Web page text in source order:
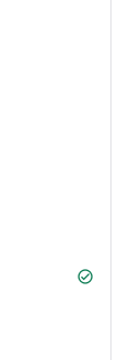
check_circle